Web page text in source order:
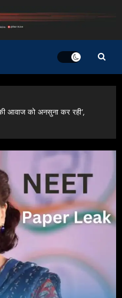
आवाज को अनसुना कर रही’,